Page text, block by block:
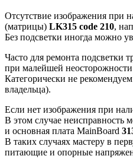
Отсутствие изображения при
(матрицы) LK315 code 210,
Без подсветки иногда можно
Часто для ремонта подсветки
при малейшей
Категорически не
владельца).
Если нет изображения при
В этом случае неисправность
и основная плата MainBoard
В таких случаях мастеру в
питающие и опорные